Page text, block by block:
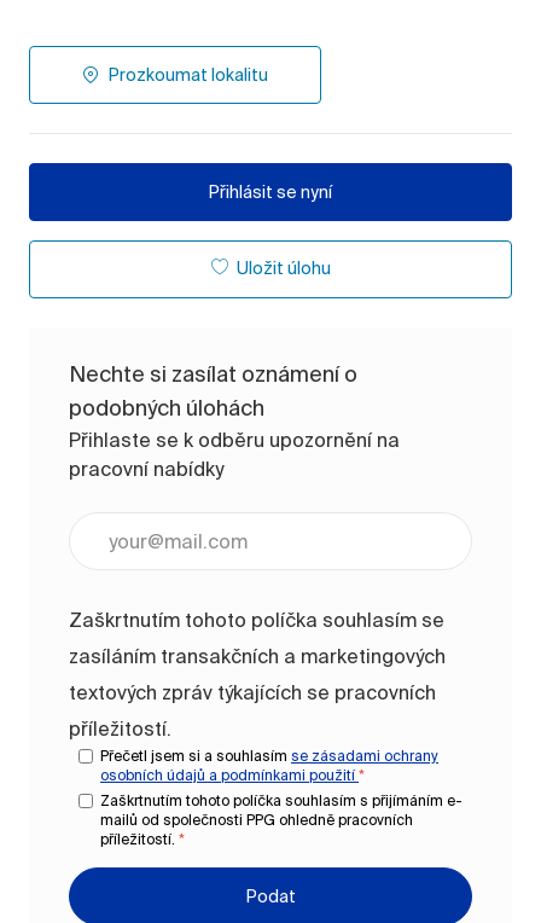
Prozkoumat lokalitu
Přihlásit se nyní
Uložit úlohu
Nechte si zasílat oznámení o
podobných úlohách
Přihlaste se k odběru upozornění na
pracovní nabídky
Zaškrtnutím tohoto políčka souhlasím se
zasíláním transakčních a marketingových
textových zpráv týkajících se pracovních
příležitostí.
Přečetl jsem si a souhlasím se zásadami ochrany
osobních údajů a podmínkami použití *
Zaškrtnutím tohoto políčka souhlasím s přijímáním e-
mailů od společnosti PPG ohledně pracovních
příležitostí. *
Podat